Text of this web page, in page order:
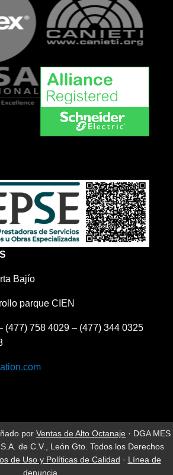
Bajío
parque CIEN
(477) 758 4029 – (477) 344 0325
por Ventas de Alto Octanaje · DGA MES
de C.V., León Gto. Todos los Derechos
de Uso y Políticas de Calidad · Línea de
denuncia